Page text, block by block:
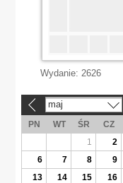
Wydanie: 2626
maj
PN WT ŚR CZ
1
2
6
7 8 9
13
14 15 16